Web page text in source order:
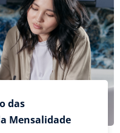
das
Mensalidade